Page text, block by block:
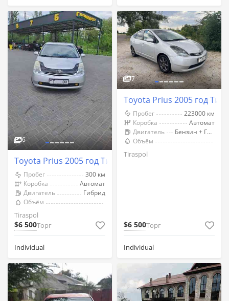
6
Toyota Prius 2005 год Тирасполь
Пробег
300 км
Коробка
Автомат
Двигатель
Гибрид
Объём
Tiraspol
$6 500Торг
Individual
7
Toyota Prius 2005 год
Пробег
223000 км
Коробка
Автомат
Двигатель
Бензин + Газ (Метан)
Объём
Tiraspol
$6 500Торг
Individual